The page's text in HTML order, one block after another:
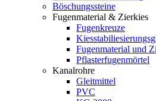
Böschungssteine
Fugenmaterial & Zierkies
Fugenkreuze
Fugenmaterial und
Pflasterfugenmörtel
Kanalrohre
Gleitmittel
PVC